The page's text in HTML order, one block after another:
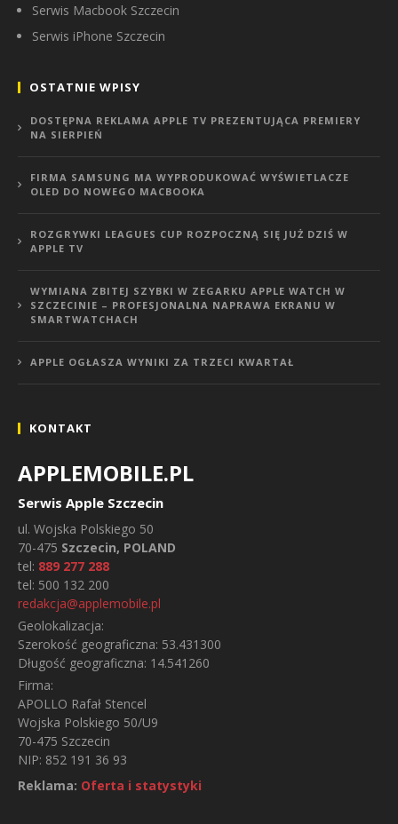
Serwis Macbook Szczecin
Serwis iPhone Szczecin
OSTATNIE WPISY
DOSTĘPNA REKLAMA APPLE TV PREZENTUJĄCA PREMIERY
NA SIERPIEŃ
FIRMA SAMSUNG MA WYPRODUKOWAĆ WYŚWIETLACZE
OLED DO NOWEGO MACBOOKA
ROZGRYWKI LEAGUES CUP ROZPOCZNĄ SIĘ JUŻ DZIŚ W
APPLE TV
WYMIANA ZBITEJ SZYBKI W ZEGARKU APPLE WATCH W
SZCZECINIE – PROFESJONALNA NAPRAWA EKRANU W
SMARTWATCHACH
APPLE OGŁASZA WYNIKI ZA TRZECI KWARTAŁ
KONTAKT
APPLEMOBILE.PL
Serwis Apple Szczecin
ul. Wojska Polskiego 50
70-475 Szczecin, POLAND
tel: 889 277 288
tel: 500 132 200
redakcja@applemobile.pl
Geolokalizacja:
Szerokość geograficzna: 53.431300
Długość geograficzna: 14.541260
Firma:
APOLLO Rafał Stencel
Wojska Polskiego 50/U9
70-475 Szczecin
NIP: 852 191 36 93
Reklama: Oferta i statystyki